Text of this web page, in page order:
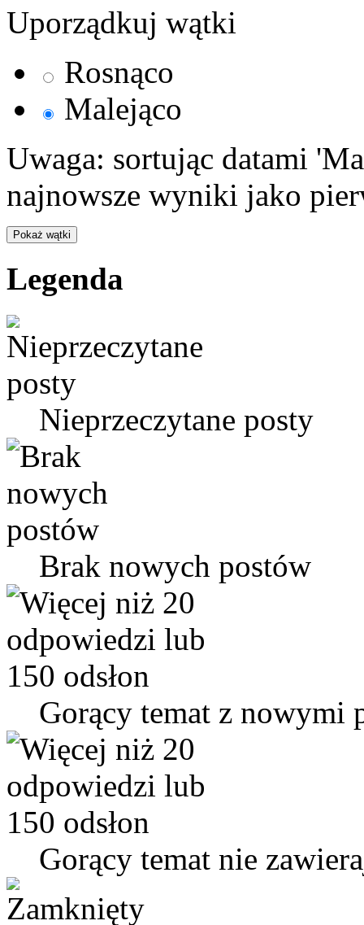
Uporządkuj wątki
Rosnąco
Malejąco
Uwaga: sortując datami
najnowsze wyniki jako
Legenda
Nieprzeczytane posty
Brak nowych postów
Gorący temat z nowymi
Gorący temat nie